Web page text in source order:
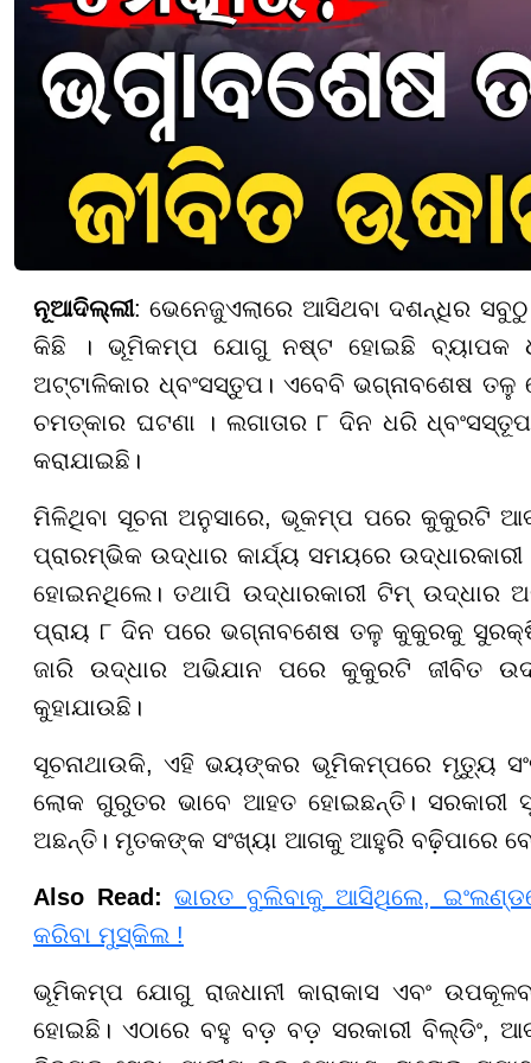
ନୂଆଦିଲ୍ଲୀ: ଭେନେଜୁଏଲାରେ ଆସିଥବା ଦଶନ୍ଧିର
କିଛି । ଭୂମିକମ୍ପ ଯୋଗୁ ନଷ୍ଟ ହୋଇଛି ବ୍ୟାପକ
ଅଟ୍ଟାଳିକାର ଧ୍ବଂସସ୍ତୁପ। ଏବେବି ଭଗ୍ନାବଶେଷ
ଚମତ୍କାର ଘଟଣା । ଲଗାତାର ୮ ଦିନ ଧରି
କରାଯାଇଛି।
ମିଳିଥିବା ସୂଚନା ଅନୁସାରେ, ଭୂକମ୍ପ ପରେ କୁକୁରଟି
ପ୍ରାରମ୍ଭିକ ଉଦ୍ଧାର କାର୍ଯ୍ୟ ସମୟରେ
ହୋଇନଥିଲେ। ତଥାପି ଉଦ୍ଧାରକାରୀ ଟିମ୍
ପ୍ରାୟ ୮ ଦିନ ପରେ ଭଗ୍ନାବଶେଷ ତଳୁ କୁକୁରକୁ
ଜାରି ଉଦ୍ଧାର ଅଭିଯାନ ପରେ କୁକୁରଟି ଜୀବିତ
କୁହାଯାଉଛି।
ସୂଚନାଥାଉକି, ଏହି ଭୟଙ୍କର ଭୂମିକମ୍ପରେ ମୃତ୍ୟୁ
ଲୋକ ଗୁରୁତର ଭାବେ ଆହତ ହୋଇଛନ୍ତି। ସରକାରୀ
ଅଛନ୍ତି। ମୃତକଙ୍କ ସଂଖ୍ୟା ଆଗକୁ ଆହୁରି ବଢ଼ିପାରେ
Also Read: ଭାରତ ବୁଲିବାକୁ ଆସିଥିଲେ,
କରିବା ମୁସ୍କିଲ !
ଭୂମିକମ୍ପ ଯୋଗୁ ରାଜଧାନୀ କାରାକାସ ଏବଂ
ହୋଇଛି। ଏଠାରେ ବହୁ ବଡ଼ ବଡ଼ ସରକାରୀ ବିଲ୍ଡିଂ,